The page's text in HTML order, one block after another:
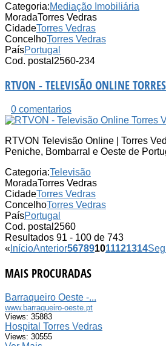
Categoria:Mediação Imobiliária
MoradaTorres Vedras
CidadeTorres Vedras
ConcelhoTorres Vedras
PaísPortugal
Cod. postal 2560-234
RTVON - TELEVISÃO ONLINE
0 comentarios
RTVON Televisão Online | Torres
Peniche, Bombarral e Oeste de
Categoria:Televisão
MoradaTorres Vedras
CidadeTorres Vedras
ConcelhoTorres Vedras
PaísPortugal
Cod. postal 2560
Resultados 91 - 100 de 743
« InícioAnterior567891011121314
MAIS PROCURADAS
Barraqueiro Oeste -...
www.barraqueiro-oeste.pt
Views: 35883
Hospital Torres Vedras
Views: 30555